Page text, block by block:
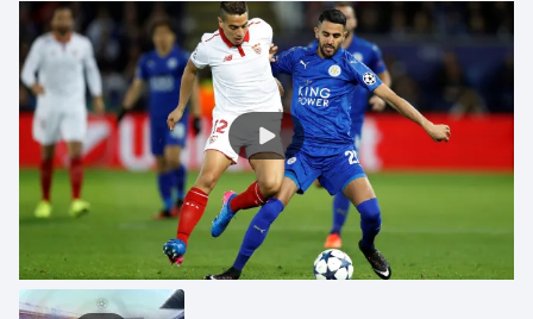
Parasport
Plavání
Plážový volejbal
Ragby
Rychlobruslení